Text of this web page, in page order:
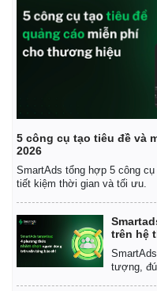
5 công cụ tạo tiêu đề và
2026
SmartAds tổng hợp 5 công
tiết kiệm thời gian và tối ưu.
trên hệ
tượng,